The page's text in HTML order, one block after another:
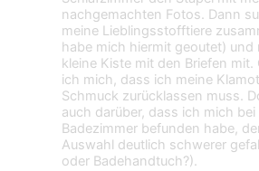
nachgemachten Fotos. Dann
meine Lieblingsstofftiere
habe mich hiermit geoutet) und
kleine Kiste mit den Briefen mit.
ich mich, dass ich meine
Schmuck zurücklassen muss.
auch darüber, dass ich mich
Badezimmer befunden habe,
Auswahl deutlich schwerer
oder Badehandtuch?).